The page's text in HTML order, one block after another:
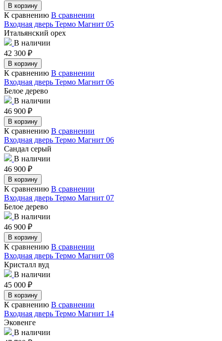
В корзину
К сравнению В сравнении
Входная дверь Термо Магнит 05
Итальянский орех
В наличии
42 300 ₽
В корзину
К сравнению В сравнении
Входная дверь Термо Магнит 06
Белое дерево
В наличии
46 900 ₽
В корзину
К сравнению В сравнении
Входная дверь Термо Магнит 06
Сандал серый
В наличии
46 900 ₽
В корзину
К сравнению В сравнении
Входная дверь Термо Магнит 07
Белое дерево
В наличии
46 900 ₽
В корзину
К сравнению В сравнении
Входная дверь Термо Магнит 08
Кристалл вуд
В наличии
45 000 ₽
В корзину
К сравнению В сравнении
Входная дверь Термо Магнит 14
Эковенге
В наличии